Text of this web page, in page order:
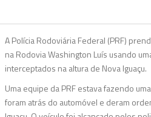
A Polícia Rodoviária Federal (PRF)
na Rodovia Washington Luís usando
interceptados na altura de Nova Iguaçu.
Uma equipe da PRF estava fazendo
foram atrás do automóvel e deram